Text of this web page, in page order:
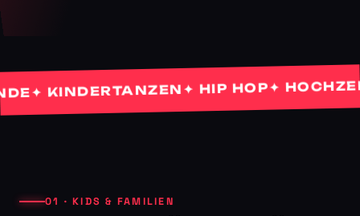
KINDERTANZEN✦ HIP HOP✦
01 · KIDS & FAMILIEN